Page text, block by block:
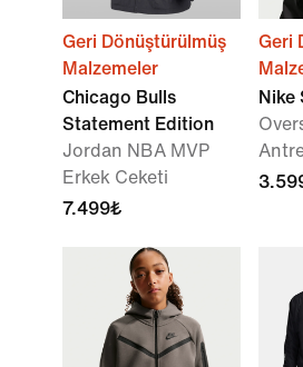
Geri Dönüştürülmüş
Malzemeler
Chicago Bulls
Statement Edition
Jordan NBA MVP
Erkek Ceketi
7.499₺
Geri
Nike